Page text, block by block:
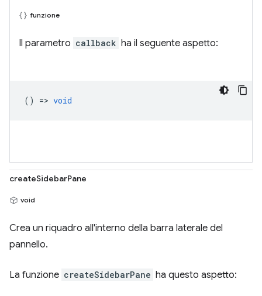
funzione
Il parametro callback ha il seguente aspetto:
() => void
createSidebarPane
void
Crea un riquadro all'interno della barra laterale del
pannello.
La funzione createSidebarPane ha questo aspetto: